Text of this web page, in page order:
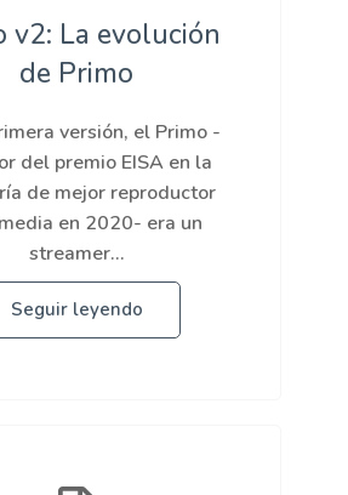
v2: La evolución
de Primo
versión, el Primo -
del premio EISA en la
de mejor reproductor
en 2020- era un
streamer...
Seguir leyendo